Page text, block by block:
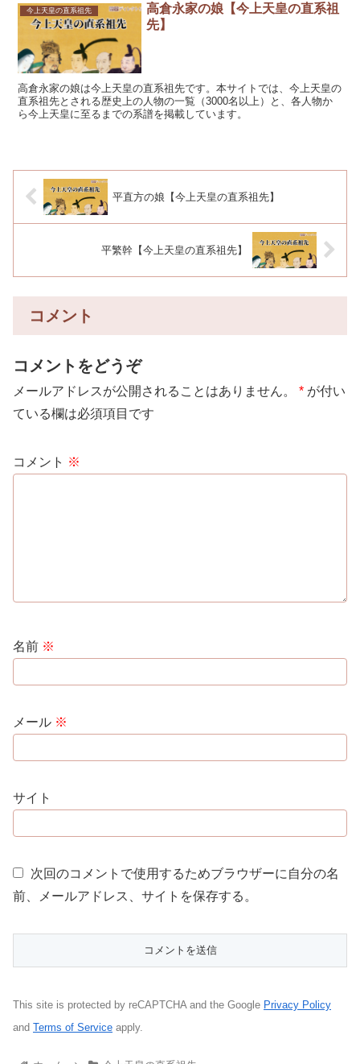
今上天皇の直系祖先
高倉永家の娘【今上天皇の直系祖
先】
高倉永家の娘は今上天皇の直系祖先です。本サイトでは、今上天皇の
直系祖先とされる歴史上の人物の一覧（3000名以上）と、各人物か
ら今上天皇に至るまでの系譜を掲載しています。
平直方の娘【今上天皇の直系祖先】
平繁幹【今上天皇の直系祖先】
コメント
コメントをどうぞ
メールアドレスが公開されることはありません。 * が付い
ている欄は必須項目です
コメント ※
名前 ※
メール ※
サイト
次回のコメントで使用するためブラウザーに自分の名
前、メールアドレス、サイトを保存する。
This site is protected by reCAPTCHA and the Google Privacy Policy
and Terms of Service apply.